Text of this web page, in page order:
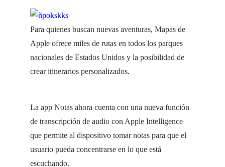
Para quienes buscan nuevas aventuras, Mapas de
Apple ofrece miles de rutas en todos los parques
nacionales de Estados Unidos y la posibilidad de
crear itinerarios personalizados.
La app Notas ahora cuenta con una nueva función
de transcripción de audio con Apple Intelligence
que permite al dispositivo tomar notas para que el
usuario pueda concentrarse en lo que está
escuchando.